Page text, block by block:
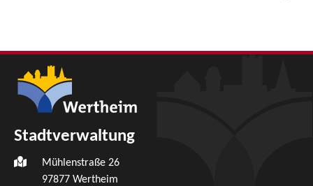
Stadtverwaltung
Mühlenstraße 26
97877 Wertheim